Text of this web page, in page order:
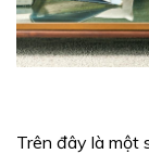
Trên đây là một